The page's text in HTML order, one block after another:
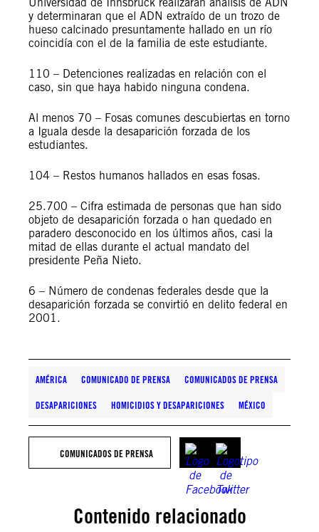
y determinaran que el ADN extraído de un trozo de
hueso calcinado presuntamente hallado en un río
coincidía con el de la familia de este estudiante.
110 – Detenciones realizadas en relación con el
caso, sin que haya habido ninguna condena.
Al menos 70 – Fosas comunes descubiertas en torno
a Iguala desde la desaparición forzada de los
estudiantes.
104 – Restos humanos hallados en esas fosas.
25.700 – Cifra estimada de personas que han sido
objeto de desaparición forzada o han quedado en
paradero desconocido en los últimos años, casi la
mitad de ellas durante el actual mandato del
presidente Peña Nieto.
6 – Número de condenas federales desde que la
desaparición forzada se convirtió en delito federal en
2001.
AMÉRICA COMUNICADO DE PRENSA COMUNICADOS DE PRENSA
DESAPARICIONES HOMICIDIOS Y DESAPARICIONES MÉXICO
COMUNICADOS DE PRENSA
Contenido relacionado